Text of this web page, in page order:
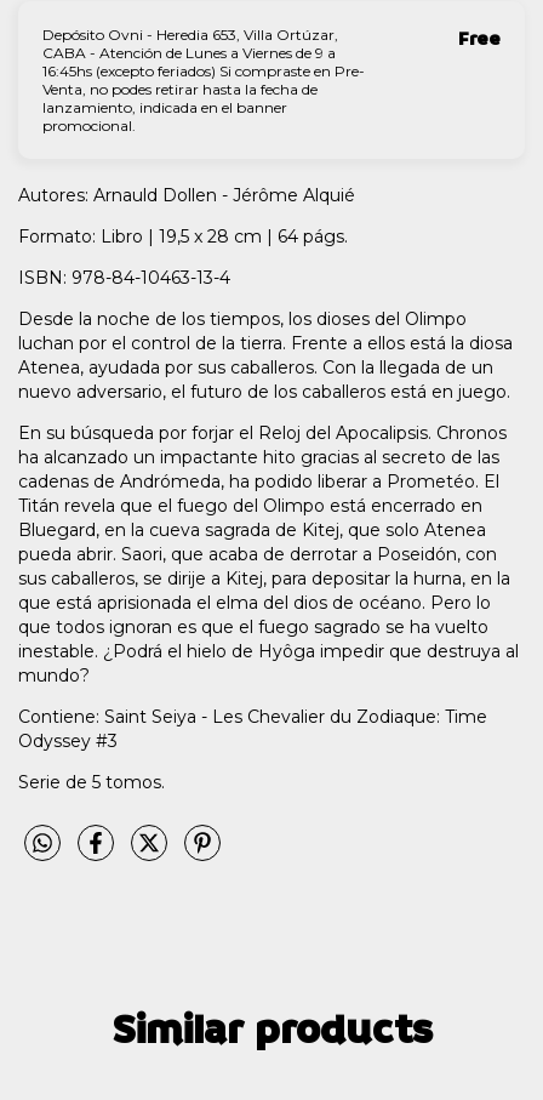
Depósito Ovni - Heredia 653, Villa Ortúzar,
CABA - Atención de Lunes a Viernes de 9 a
16:45hs (excepto feriados) Si compraste en Pre-
Venta, no podes retirar hasta la fecha de
lanzamiento, indicada en el banner
promocional.
Free
Autores: Arnauld Dollen - Jérôme Alquié
Formato: Libro | 19,5 x 28 cm | 64 págs.
ISBN: 978-84-10463-13-4
Desde la noche de los tiempos, los dioses del Olimpo
luchan por el control de la tierra. Frente a ellos está la diosa
Atenea, ayudada por sus caballeros. Con la llegada de un
nuevo adversario, el futuro de los caballeros está en juego.
En su búsqueda por forjar el Reloj del Apocalipsis. Chronos
ha alcanzado un impactante hito gracias al secreto de las
cadenas de Andrómeda, ha podido liberar a Prometéo. El
Titán revela que el fuego del Olimpo está encerrado en
Bluegard, en la cueva sagrada de Kitej, que solo Atenea
pueda abrir. Saori, que acaba de derrotar a Poseidón, con
sus caballeros, se dirije a Kitej, para depositar la hurna, en la
que está aprisionada el elma del dios de océano. Pero lo
que todos ignoran es que el fuego sagrado se ha vuelto
inestable. ¿Podrá el hielo de Hyôga impedir que destruya al
mundo?
Contiene: Saint Seiya - Les Chevalier du Zodiaque: Time
Odyssey #3
Serie de 5 tomos.
Similar products